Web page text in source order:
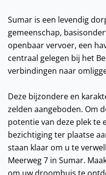
Sumar is een levendig
gemeenschap,
openbaar vervoer, een
centraal gelegen bij het
verbindingen naar
Deze bijzondere en
zelden aangeboden. Om
potentie van deze plek te
bezichtiging ter plaatse
staan klaar om u te
Meerweg 7 in Sumar.